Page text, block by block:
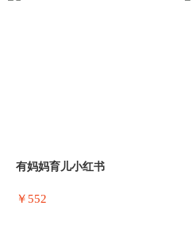
有妈妈育儿小红书
￥552